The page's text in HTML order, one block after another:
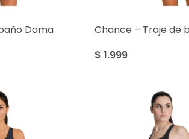
Dama
Chance – Traje de
$ 1.999